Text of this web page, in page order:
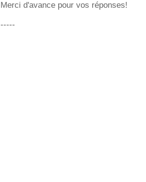
Merci d'avance pour vos réponses!
-----